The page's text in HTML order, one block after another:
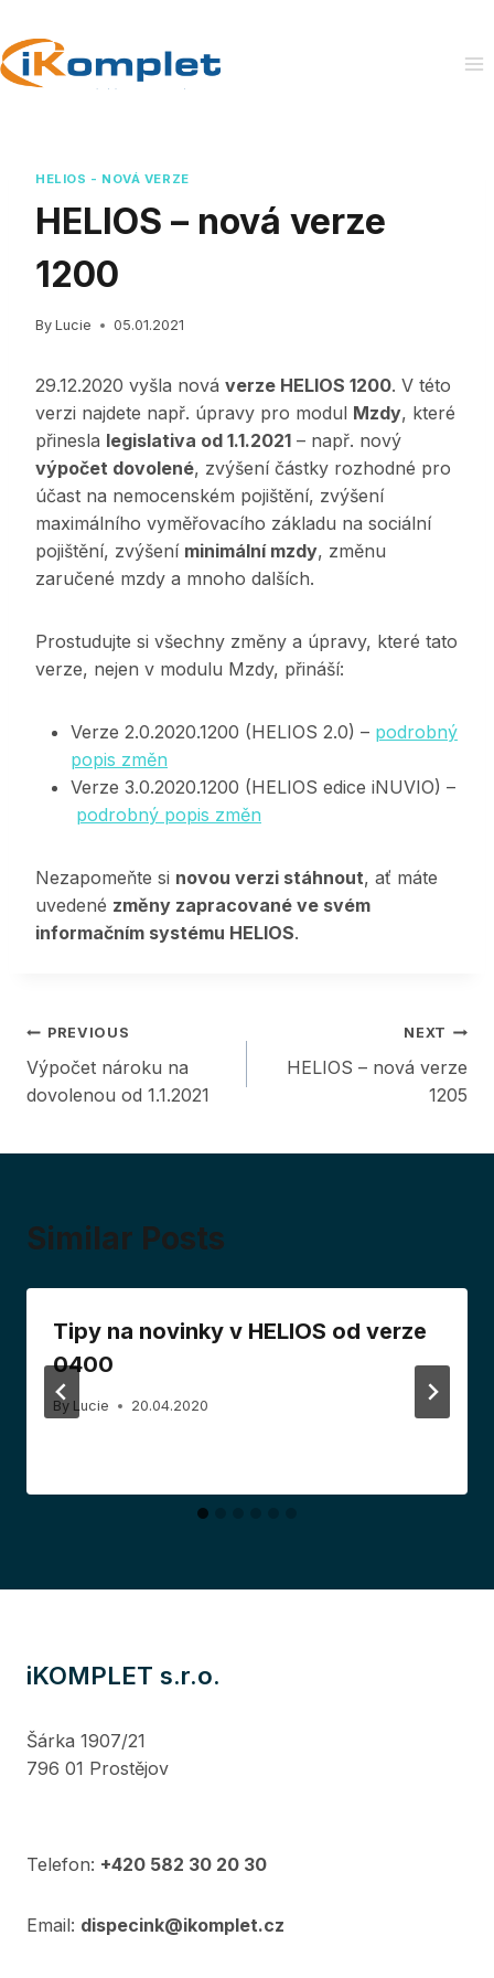
to
content
HELIOS - NOVÁ VERZE
HELIOS – nová verze
1200
By Lucie 05.01.2021
29.12.2020 vyšla nová verze HELIOS 1200. V této
verzi najdete např. úpravy pro modul Mzdy, které
přinesla legislativa od 1.1.2021 – např. nový
výpočet dovolené, zvýšení částky rozhodné pro
účast na nemocenském pojištění, zvýšení
maximálního vyměřovacího základu na sociální
pojištění, zvýšení minimální mzdy, změnu
zaručené mzdy a mnoho dalších.
Prostudujte si všechny změny a úpravy, které tato
verze, nejen v modulu Mzdy, přináší:
Verze 2.0.2020.1200 (HELIOS 2.0) – podrobný
popis změn
Verze 3.0.2020.1200 (HELIOS edice iNUVIO) –
podrobný popis změn
Nezapomeňte si novou verzi stáhnout, ať máte
uvedené změny zapracované ve svém
informačním systému HELIOS.
Post
navigation
PREVIOUS
Výpočet nároku na
dovolenou od 1.1.2021
NEXT
HELIOS – nová verze
1205
Similar Posts
Tipy na novinky v HELIOS od verze
0400
By Lucie 20.04.2020
iKOMPLET s.r.o.
Šárka 1907/21
796 01 Prostějov
Telefon: +420 582 30 20 30
Email: dispecink@ikomplet.cz